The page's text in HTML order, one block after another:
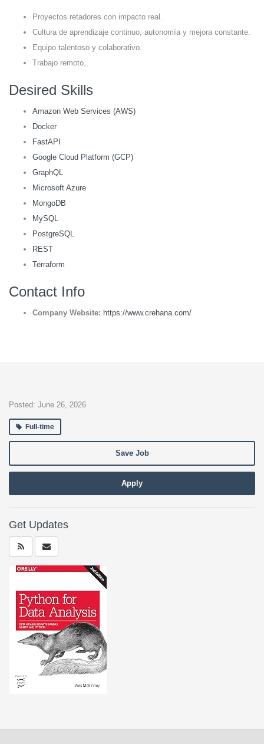
Proyectos retadores con impacto real.
Cultura de aprendizaje continuo, autonomía y mejora constante.
Equipo talentoso y colaborativo.
Trabajo remoto.
Desired Skills
Amazon Web Services (AWS)
Docker
FastAPI
Google Cloud Platform (GCP)
GraphQL
Microsoft Azure
MongoDB
MySQL
PostgreSQL
REST
Terraform
Contact Info
Company Website: https://www.crehana.com/
Posted: June 26, 2026
Full-time
Save Job
Apply
Get Updates